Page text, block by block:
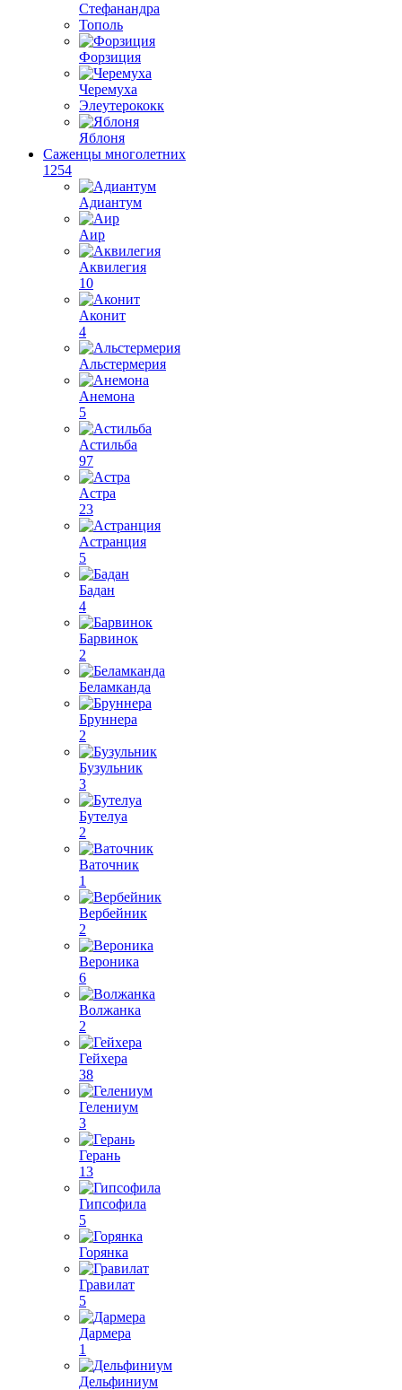
Стефанандра
Тополь
Форзиция
Черемуха
Элеутерококк
Яблоня
Саженцы многолетних
1254
Адиантум
Аир
Аквилегия
10
Аконит
4
Альстермерия
Анемона
5
Астильба
97
Астра
23
Астранция
5
Бадан
4
Барвинок
2
Беламканда
Бруннера
2
Бузульник
3
Бутелуа
2
Ваточник
1
Вербейник
2
Вероника
6
Волжанка
2
Гейхера
38
Гелениум
3
Герань
13
Гипсофила
5
Горянка
Гравилат
5
Дармера
1
Дельфиниум